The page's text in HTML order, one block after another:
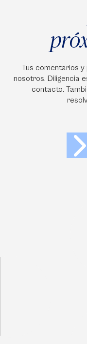
Tus comentarios
nosotros. Diligencia
contacto.